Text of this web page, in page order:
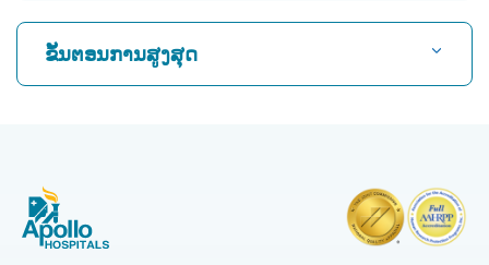
ຊອກຫາແພດຫົວໃຈ
ຊອກຫາແພດຊ່ຽວຊານດ້ານກະດູກ
ໂຮງໝໍທີ່ດີທີ່ສຸດໃນ Greams Road, Chennai
ໂຮງໝໍທີ່ດີທີ່ສຸດໃນ Teynampet, Chennai
ໂຮງໝໍທີ່ດີທີ່ສຸດໃນ OMR, Chennai
ຂັ້ນຕອນການສູງສຸດ
Laparoscopic Cholecystectomy
ການຕັດມົດລູກ